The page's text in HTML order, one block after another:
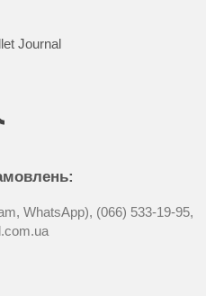
Journal
WhatsApp), (066) 533-19-95,